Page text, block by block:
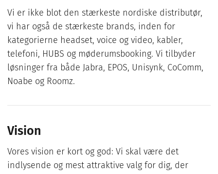
Vi er ikke blot den stærkeste nordiske distributør,
vi har også de stærkeste brands, inden for
kategorierne headset, voice og video, kabler,
telefoni, HUBS og møderumsbooking. Vi tilbyder
løsninger fra både Jabra, EPOS, Unisynk, CoComm,
Noabe og Roomz.
Vision
Vores vision er kort og god: Vi skal være det
indlysende og mest attraktive valg for dig, der